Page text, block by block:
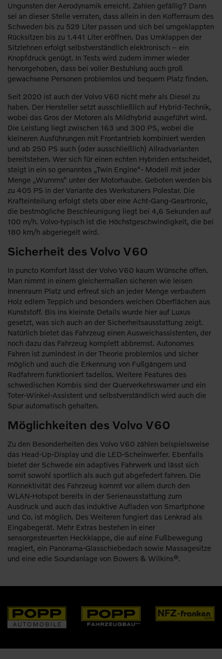
Ungunsten der Aerodynamik erreicht. Zahlen gefällig? Dann
sei an dieser Stelle verraten, dass allein in den Kofferraum des
Schweden bis zu 529 Liter passen und sich bei umgeklappten
Rücksitzen bis zu 1.441 Liter eröffnen. Das Umklappen der
Sitzlehnen erfolgt selbstverständlich elektronisch – ein
Knopfdruck genügt. In Tests wird zudem immer wieder
hervorgehoben, dass bei voller Bestuhlung auch groß
gewachsene Personen problemlos und bequem Platz finden.
Seit 2020 ist auch der Volvo V60 nicht mehr als Diesel zu
haben. Der Hersteller setzt ausschließlich auf Hybrid-Technik,
wobei das Gros der Motoren als Mildhybrid ausgeführt wird.
Die Leistung liegt zwischen 163 und 300 PS, wobei die
kleineren Ausführungen mit Frontantrieb kombiniert werden
und ab 250 PS auch (oder ausschließlich) Allradvarianten
bereitstehen. Wer sich für einen echten Hybriden entscheidet,
steigt in ein so genanntes „Twin Engine“- Modell mit jeder
Menge „Wumms“ unter der Motorhaube. Geboten werden bis
zu 405 PS in der Variante des Werkstuners Polestar. Die
Krafteinteilung erfolgt stets über eine Acht-Gang-Geartronic,
die bestmögliche Beschleunigung liegt bei 4,6 Sekunden auf
100 m/h. Volvo-typisch ist die Höchstgeschwindigkeit, die bei
180 km/h abgeriegelt wird.
Sicherheit des Volvo V60
In puncto Komfort lässt der Volvo V60 kaum Wünsche offen.
Man nimmt in einem gleichermaßen sicheren wie leisen
Innenraum Platz und erfreut sich an jeder Menge verbautem
Holz edlem Teppich und besonders weichen Oberflächen aus
Kunststoff. Bis ins kleinste Details wurde hier auf Luxus
gesetzt, was sich auch an der Sicherheitsausstattung zeigt.
Natürlich bietet das Fahrzeug einen Ausweichassistenten, der
noch dazu das Fahrzeug komplett abbremst. Autonomes
Fahren ist zumindest in der Theorie problemlos und sicher
möglich und auch die Erkennung von Fußgängern und
Radfahrern funktioniert tadellos. Weitere Features des
schwedischen Kombis sind der Querverkehrswarner und ein
Toter-Winkel-Assistent und selbstverständlich wird auch die
Spur automatisch gehalten.
Möglichkeiten des Volvo V60
Zu den Besonderheiten des Volvo V60 zählen beispielsweise
das Head-Up-Display und die LED-Scheinwerfer. Ebenfalls
bietet der Schwede ein adaptives Fahrwerk und lässt sich
somit sowohl sportlich als auch gut abgefedert fahren. Die
Konnektivität des Fahrzeug kommt vor allem durch den
WLAN-Hotspot bereits in der Serienausstattung zum
Ausdruck und auch das induktive Aufladen von Smartphone
und Co. ist möglich. Des Weiteren fungiert das Lenkrad als
Eingabegerät. Mehr Extras bestehen in einer
sensorgesteuerten Heckklappe, die auf eine Fußbewegung
reagiert, ein Panorama-Glasschiebedach sowie Massagesitze
und eine edle Soundanlage von Bowers & Wilkins®.